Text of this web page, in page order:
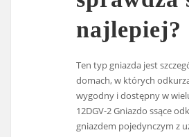
najlepiej?
Ten typ gniazda jest
domach, w których
wygodny i dostępny w
12DGV-2 Gniazdo ssące
gniazdem pojedynczym z